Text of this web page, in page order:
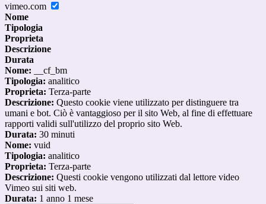
vimeo.com
Nome
Tipologia
Proprieta
Descrizione
Durata
Nome: __cf_bm
Tipologia: analitico
Proprieta: Terza-parte
Descrizione: Questo cookie viene utilizzato per distinguere tra
umani e bot. Ciò è vantaggioso per il sito Web, al fine di effettuare
rapporti validi sull'utilizzo del proprio sito Web.
Durata: 30 minuti
Nome: vuid
Tipologia: analitico
Proprieta: Terza-parte
Descrizione: Questi cookie vengono utilizzati dal lettore video
Vimeo sui siti web.
Durata: 1 anno 1 mese